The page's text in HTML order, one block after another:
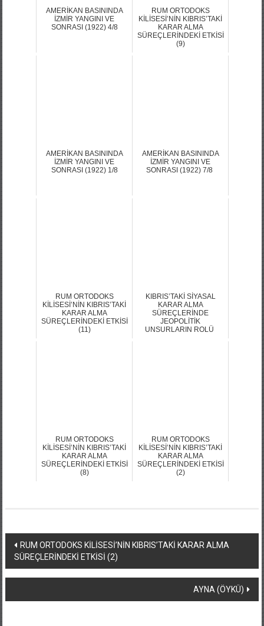
AMERİKAN BASININDA
İZMİR YANGINI VE
SONRASI (1922) 4/8
RUM ORTODOKS
KİLİSESİ’NİN KIBRIS’TAKİ
KARAR ALMA
SÜREÇLERİNDEKİ ETKİSİ
(9)
AMERİKAN BASININDA
İZMİR YANGINI VE
SONRASI (1922) 1/8
AMERİKAN BASININDA
İZMİR YANGINI VE
SONRASI (1922) 7/8
RUM ORTODOKS
KİLİSESİ’NİN KIBRIS’TAKİ
KARAR ALMA
SÜREÇLERİNDEKİ ETKİSİ
(11)
KIBRIS’TAKİ SİYASAL
KARAR ALMA
SÜREÇLERİNDE
JEOPOLİTİK
UNSURLARIN ROLÜ
RUM ORTODOKS
KİLİSESİ’NİN KIBRIS’TAKİ
KARAR ALMA
SÜREÇLERİNDEKİ ETKİSİ
(8)
RUM ORTODOKS
KİLİSESİ’NİN KIBRIS’TAKİ
KARAR ALMA
SÜREÇLERİNDEKİ ETKİSİ
(2)
Yazı
dolaşımı
RUM ORTODOKS KİLİSESİ’NİN KIBRIS’TAKİ KARAR ALMA
SÜREÇLERİNDEKİ ETKİSİ (2)
AYNA (ÖYKÜ)